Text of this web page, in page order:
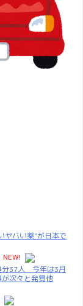
ヤバい薬”が日本で
NEW!
分37人 今年は3月
次々と発覚他